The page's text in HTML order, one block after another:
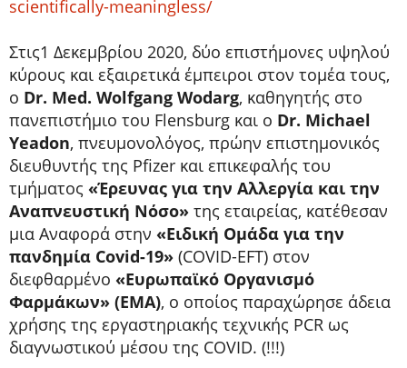
scientifically-meaningless/
Στις1 Δεκεμβρίου 2020, δύο επιστήμονες υψηλού
κύρους και εξαιρετικά έμπειροι στον τομέα τους,
ο Dr. Med. Wolfgang Wodarg, καθηγητής στο
πανεπιστήμιο του Flensburg και ο Dr. Michael
Yeadon, πνευμονολόγος, πρώην επιστημονικός
διευθυντής της Pfizer και επικεφαλής του
τμήματος «Έρευνας για την Αλλεργία και την
Αναπνευστική Νόσο» της εταιρείας, κατέθεσαν
μια Αναφορά στην «Ειδική Ομάδα για την
πανδημία Covid-19» (COVID-EFT) στον
διεφθαρμένο «Ευρωπαϊκό Οργανισμό
Φαρμάκων» (EMA), ο οποίος παραχώρησε άδεια
χρήσης της εργαστηριακής τεχνικής PCR ως
διαγνωστικού μέσου της COVID. (!!!)